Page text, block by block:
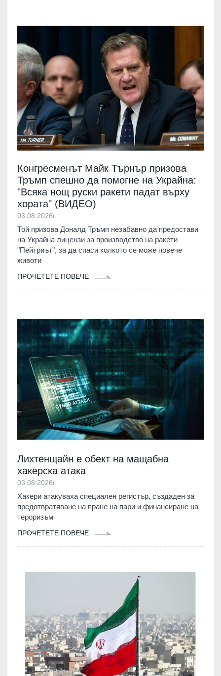
Конгресменът Майк Търнър призова
Тръмп спешно да помогне на Украйна:
"Всяка нощ руски ракети падат върху
хората" (ВИДЕО)
03.08.2026г.
Той призова Доналд Тръмп незабавно да предостави
на Украйна лицензи за производство на ракети
"Пейтриът", за да спаси колкото се може повече
животи
ПРОЧЕТЕТЕ ПОВЕЧЕ
Лихтенщайн е обект на мащабна
хакерска атака
03.08.2026г.
Хакери атакуваха специален регистър, създаден за
предотвратяване на пране на пари и финансиране на
тероризъм
ПРОЧЕТЕТЕ ПОВЕЧЕ